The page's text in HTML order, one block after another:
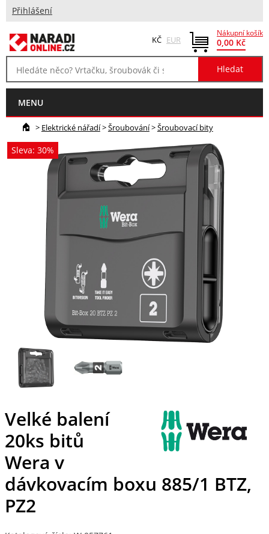
Přihlášení
Nákupní košík
0,00 Kč
KČ EUR
MENU
> Elektrické nářadí>Šroubování>Šroubovací bity
Sleva: 30%
Velké balení
20ks bitů
Wera v
dávkovacím boxu 885/1 BTZ,
PZ2